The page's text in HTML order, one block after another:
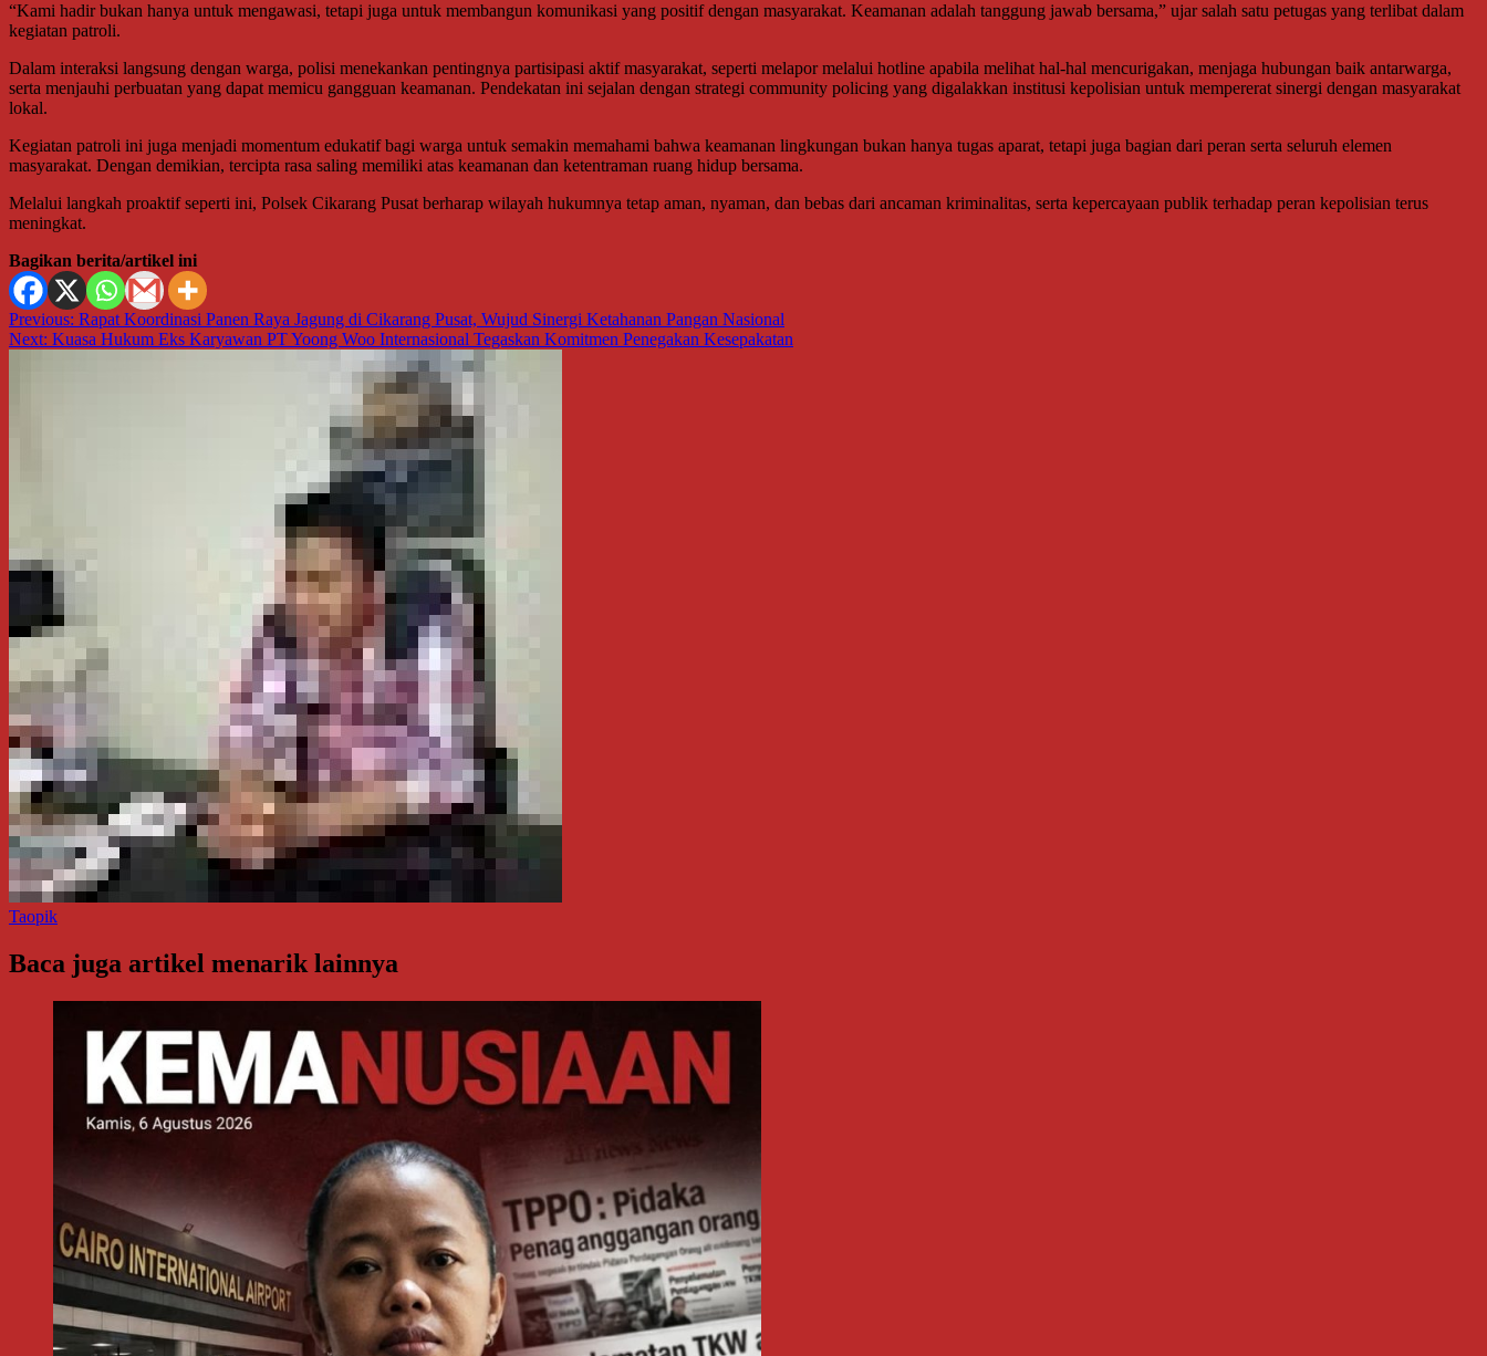
“Kami hadir bukan hanya untuk mengawasi, tetapi juga untuk membangun komunikasi yang positif dengan masyarakat. Keamanan adalah tanggung jawab bersama,” ujar salah satu petugas yang terlibat dalam
kegiatan patroli.
Dalam interaksi langsung dengan warga, polisi menekankan pentingnya partisipasi aktif masyarakat, seperti melapor melalui hotline apabila melihat hal-hal mencurigakan, menjaga hubungan baik antarwarga,
serta menjauhi perbuatan yang dapat memicu gangguan keamanan. Pendekatan ini sejalan dengan strategi community policing yang digalakkan institusi kepolisian untuk mempererat sinergi dengan masyarakat
lokal.
Kegiatan patroli ini juga menjadi momentum edukatif bagi warga untuk semakin memahami bahwa keamanan lingkungan bukan hanya tugas aparat, tetapi juga bagian dari peran serta seluruh elemen
masyarakat. Dengan demikian, tercipta rasa saling memiliki atas keamanan dan ketentraman ruang hidup bersama.
Melalui langkah proaktif seperti ini, Polsek Cikarang Pusat berharap wilayah hukumnya tetap aman, nyaman, dan bebas dari ancaman kriminalitas, serta kepercayaan publik terhadap peran kepolisian terus
meningkat.
Bagikan berita/artikel ini
Navigasi
pos
Previous: Rapat Koordinasi Panen Raya Jagung di Cikarang Pusat, Wujud Sinergi Ketahanan Pangan Nasional
Next: Kuasa Hukum Eks Karyawan PT Yoong Woo Internasional Tegaskan Komitmen Penegakan Kesepakatan
Taopik
Baca juga artikel menarik lainnya